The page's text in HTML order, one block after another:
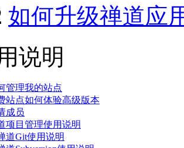
如何升级禅道应
说明
管理我的站点
站点如何体验高级版本
成员
项目管理使用说明
道Git使用说明